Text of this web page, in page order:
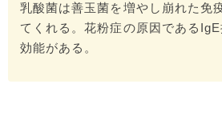
乳酸菌は善玉菌を増やし崩れた免
てくれる。花粉症の原因である
効能がある。